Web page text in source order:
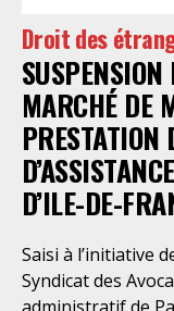
Droit des
SUSPENSION
MARCHÉ DE
PRESTATION
D’ASSISTANCE
D’ILE-DE-
Saisi à l’initiative
Syndicat des